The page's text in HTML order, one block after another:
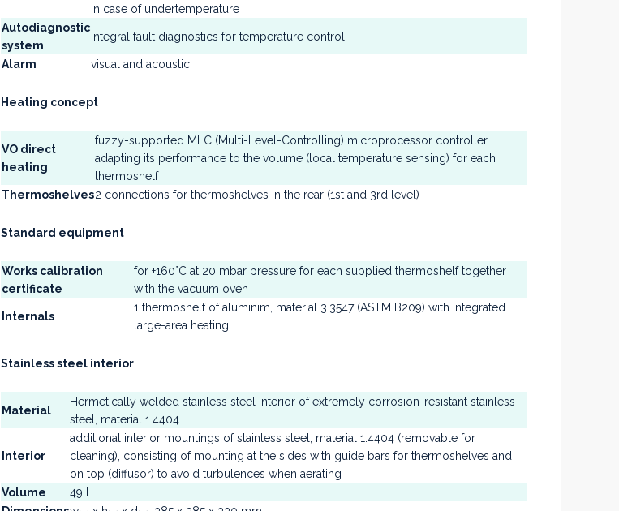
in case of undertemperature
Autodiagnostic
system
integral fault diagnostics for temperature control
Alarm visual and acoustic
Heating concept
VO direct
heating
fuzzy-supported MLC (Multi-Level-Controlling) microprocessor controller
adapting its performance to the volume (local temperature sensing) for each
thermoshelf
Thermoshelves2 connections for thermoshelves in the rear (1st and 3rd level)
Standard equipment
Works calibration
certificate
for +160°C at 20 mbar pressure for each supplied thermoshelf together
with the vacuum oven
Internals
1 thermoshelf of aluminim, material 3.3547 (ASTM B209) with integrated
large-area heating
Stainless steel interior
Material
Hermetically welded stainless steel interior of extremely corrosion-resistant stainless
steel, material 1.4404
Interior
additional interior mountings of stainless steel, material 1.4404 (removable for
cleaning), consisting of mounting at the sides with guide bars for thermoshelves and
on top (diffusor) to avoid turbulences when aerating
Volume
49 l